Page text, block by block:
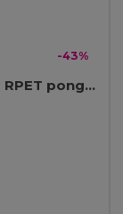
-43%
CUMULI RPET 23.5" RPET pongee deštník